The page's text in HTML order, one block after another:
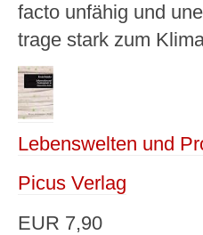
facto unfähig und
trage stark zum
Lebenswelten und
Picus Verlag
EUR 7,90